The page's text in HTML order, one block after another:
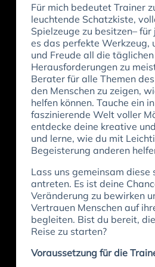
Für mich bedeutet Trainer
leuchtende Schatzkiste,
Spielzeuge zu besitzen–
es das perfekte Werkzeug,
und Freude all die täglichen
Herausforderungen zu
Berater für alle Themen
den Menschen zu zeigen,
helfen können. Tauche ein
faszinierende Welt voller
entdecke deine kreative
und lerne, wie du mit
Begeisterung anderen
Lass uns gemeinsam diese
antreten. Es ist deine
Veränderung zu bewirken
Vertrauen Menschen auf
begleiten. Bist du bereit,
Reise zu starten?
Voraussetzung für die